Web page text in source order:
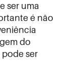
ser uma
é não
do
ser